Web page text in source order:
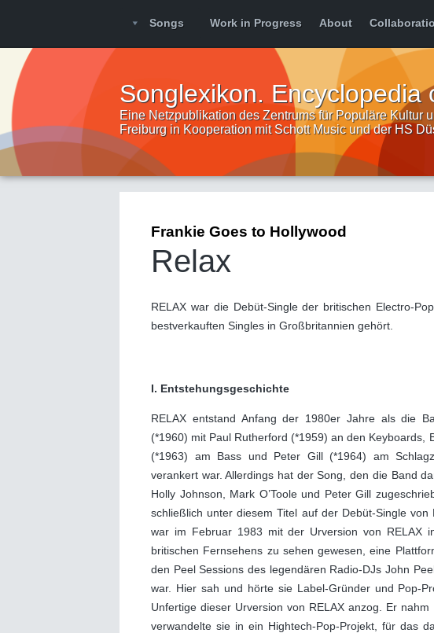
Songs Work in Progress About
Songlexikon. Encyclopedia
Eine Netzpublikation des Zentrums für Populäre Kultur
Freiburg in Kooperation mit Schott Music und der HS
Frankie Goes to Hollywood
Relax
RELAX war die Debüt-Single der britischen Electro-
bestverkauften Singles in Großbritannien gehört.
I. Entstehungsgeschichte
RELAX entstand Anfang der 1980er Jahre als die
(*1960) mit Paul Rutherford (*1959) an den Keyboards,
(*1963) am Bass und Peter Gill (*1964) am
verankert war. Allerdings hat der Song, den die Band
Holly Johnson, Mark O’Toole und Peter Gill
schließlich unter diesem Titel auf der Debüt-Single
war im Februar 1983 mit der Urversion von RELAX
britischen Fernsehens zu sehen gewesen, eine
den Peel Sessions des legendären Radio-DJs John
war. Hier sah und hörte sie Label-Gründer und Pop-
Unfertige dieser Urversion von RELAX anzog. Er
verwandelte sie in ein Hightech-Pop-Projekt, für das